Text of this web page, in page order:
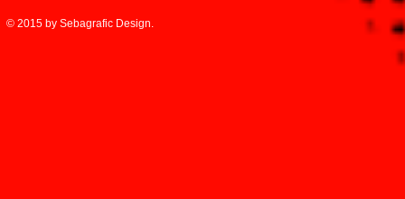
© 2015 by Sebagrafic Design.